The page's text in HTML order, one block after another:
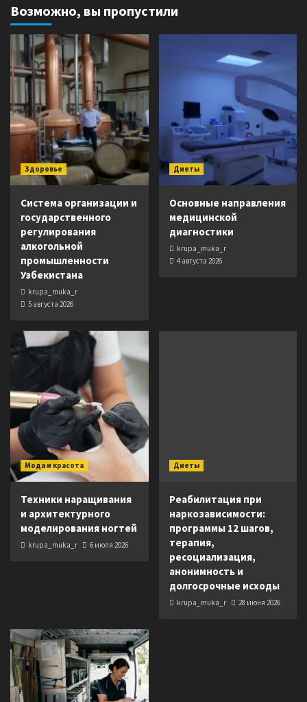
Возможно, вы пропустили
Здоровье
Система организации и
государственного
регулирования
алкогольной
промышленности
Узбекистана
krupa_muka_r
5 августа 2026
Диеты
Основные направления
медицинской
диагностики
krupa_muka_r
4 августа 2026
Мода и красота
Техники наращивания
и архитектурного
моделирования ногтей
krupa_muka_r 6 июля 2026
Диеты
Реабилитация при
наркозависимости:
программы 12 шагов,
терапия,
ресоциализация,
анонимность и
долгосрочные исходы
krupa_muka_r 28 июня 2026